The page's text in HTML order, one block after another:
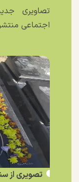
تصاویری
اجتماعی
تصویری از